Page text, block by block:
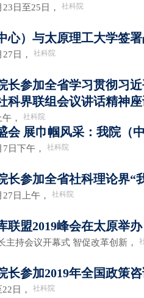
23日至25日， 社科院
心）与太原理工大学签
日， 社科院
长参加全省学习贯彻习
科界联组会议讲话精神
， 社科院
会 展巾帼风采：我院（
7日下午， 社科院
长参加全省社科理论界“
27日上午， 社科院
联盟2019峰会在太原举办
主持会议开幕式 智促改革创新，
长参加2019年全国政策
日， 社科院